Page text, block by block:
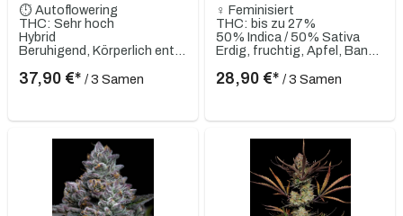
⏱ Autoflowering
THC: Sehr hoch
Hybrid
37,90 €* / 3 Samen
♀ Feminisiert
THC: bis zu 27%
50% Indica / 50% Sativa
28,90 €* / 3 Samen